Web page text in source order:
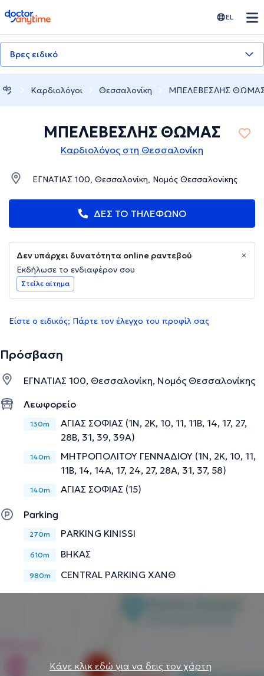
doctoranytime EL
Βρες ειδικό
Καρδιολόγοι Θεσσαλονίκη ΜΠΕΛΕΒΕΣΛΗΣ
ΜΠΕΛΕΒΕΣΛΗΣ ΘΩΜΑΣ
Καρδιολόγος στη Θεσσαλονίκη
ΕΓΝΑΤΙΑΣ 100, Θεσσαλονίκη, Νομός Θεσσαλονίκης
ΔΕΣ ΤΟ ΤΗΛΕΦΩΝΟ
Δεν υπάρχει δυνατότητα online ραντεβού
Εκδήλωσε το ενδιαφέρον σου
Στείλε αίτημα
Είστε ο ειδικός; Πάρτε τον έλεγχο του προφίλ σας
Πρόσβαση
ΕΓΝΑΤΙΑΣ 100, Θεσσαλονίκη, Νομός Θεσσαλονίκης
Λεωφορείο
130m
ΑΓΙΑΣ ΣΟΦΙΑΣ (1Ν, 2Κ, 10, 11, 11B, 14, 17, 27,
28Β, 31, 39, 39Α)
140m
ΜΗΤΡΟΠΟΛΙΤΟΥ ΓΕΝΝΑΔΙΟΥ (1Ν, 2Κ, 10, 11,
11B, 14, 14Α, 17, 24, 27, 28Α, 31, 37, 58)
140m ΑΓΙΑΣ ΣΟΦΙΑΣ (15)
Parking
270m PARKING KINISSI
610m ΒΗΚΑΣ
980m CENTRAL PARKING ΧΑΝΘ
Κάνε κλικ εδώ για να δεις τον χάρτη